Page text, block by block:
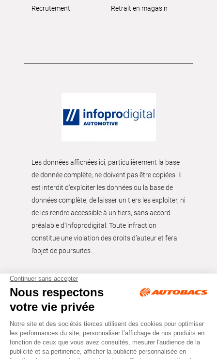
Recrutement
Retrait en magasin
Les données affichées ici, particulièrement la base
de donnée complète, ne doivent pas être copiées. Il
est interdit d’exploiter les données ou la base de
données complète, de laisser un tiers les exploiter, ni
de les rendre accessible à un tiers, sans accord
préalable d'Infoprodigital. Toute infraction
constitue une violation des droits d’auteur et fera
l’objet de poursuites.
Tous droits réservés © Autobacs